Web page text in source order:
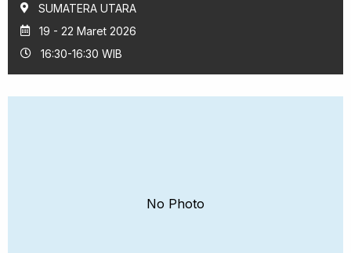
SUMATERA UTARA
19 - 22 Maret 2026
16:30-16:30 WIB
No Photo